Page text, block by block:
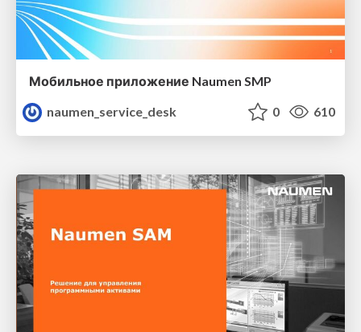
Мобильное приложение Naumen SMP
naumen_service_desk
0 610